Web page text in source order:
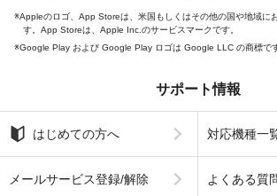
Appleのロゴ、App Storeは、米国もしくはその他の国や地域に
す。App Storeは、Apple Inc.のサービスマークです。
Google Play および Google Play ロゴは Google LLC の商標です
サポート情報
はじめての方へ 対応機種一
メールサービス登録/解除 よくある質